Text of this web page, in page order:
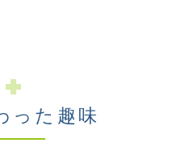
った趣味